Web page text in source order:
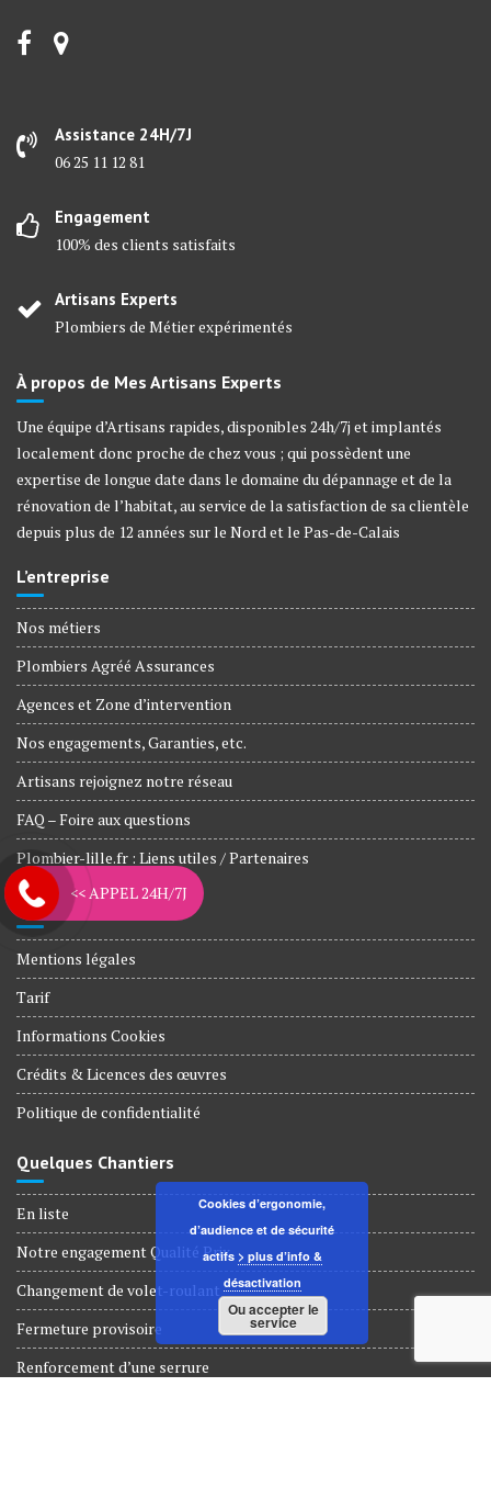
Assistance 24H/7J
06 25 11 12 81
Engagement
100% des clients satisfaits
Artisans Experts
Plombiers de Métier expérimentés
À propos de Mes Artisans Experts
Une équipe d’Artisans rapides, disponibles 24h/7j et implantés
localement donc proche de chez vous ; qui possèdent une
expertise de longue date dans le domaine du dépannage et de la
rénovation de l’habitat, au service de la satisfaction de sa clientèle
depuis plus de 12 années sur le Nord et le Pas-de-Calais
L’entreprise
Nos métiers
Plombiers Agréé Assurances
Agences et Zone d’intervention
Nos engagements, Garanties, etc.
Artisans rejoignez notre réseau
FAQ – Foire aux questions
Plombier-lille.fr : Liens utiles / Partenaires
Informations légales
Mentions légales
Tarif
Informations Cookies
Crédits & Licences des œuvres
Politique de confidentialité
Quelques Chantiers
En liste
Notre engagement Qualité Prix
Changement de volet-roulant
Fermeture provisoire
Renforcement d’une serrure
<< APPEL 24H/7J
Cookies d’ergonomie,
d’audience et de sécurité
actifs > plus d’info &
désactivation
Ou accepter le
service